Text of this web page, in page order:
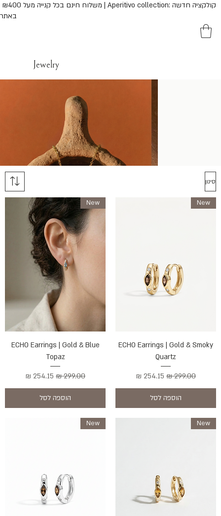
באתר
סינון
New
ECHO Earrings | Gold & Smoky
Quartz
מחיר רגיל מחיר מבצע
הוספה לסל
New
ECHO Earrings | Gold & Blue
Topaz
מחיר רגיל מחיר מבצע
הוספה לסל
New
New
Jewelry